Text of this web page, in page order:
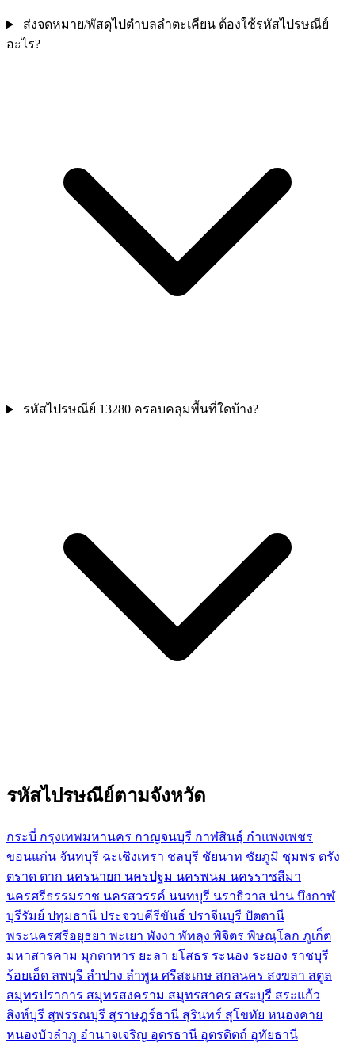
ส่งจดหมาย/พัสดุไปตำบลลำตะเคียน ต้องใช้รหัสไปรษณีย์
อะไร?
รหัสไปรษณีย์ 13280 ครอบคลุมพื้นที่ใดบ้าง?
รหัสไปรษณีย์ตามจังหวัด
กระบี่ กรุงเทพมหานคร กาญจนบุรี กาฬสินธุ์ กำแพงเพชร
ขอนแก่น จันทบุรี ฉะเชิงเทรา ชลบุรี ชัยนาท ชัยภูมิ ชุมพร ตรัง
ตราด ตาก นครนายก นครปฐม นครพนม นครราชสีมา
นครศรีธรรมราช นครสวรรค์ นนทบุรี นราธิวาส น่าน บึงกาฬ
บุรีรัมย์ ปทุมธานี ประจวบคีรีขันธ์ ปราจีนบุรี ปัตตานี
พระนครศรีอยุธยา พะเยา พังงา พัทลุง พิจิตร พิษณุโลก ภูเก็ต
มหาสารคาม มุกดาหาร ยะลา ยโสธร ระนอง ระยอง ราชบุรี
ร้อยเอ็ด ลพบุรี ลำปาง ลำพูน ศรีสะเกษ สกลนคร สงขลา สตูล
สมุทรปราการ สมุทรสงคราม สมุทรสาคร สระบุรี สระแก้ว
สิงห์บุรี สุพรรณบุรี สุราษฎร์ธานี สุรินทร์ สุโขทัย หนองคาย
หนองบัวลำภู อำนาจเจริญ อุดรธานี อุตรดิตถ์ อุทัยธานี